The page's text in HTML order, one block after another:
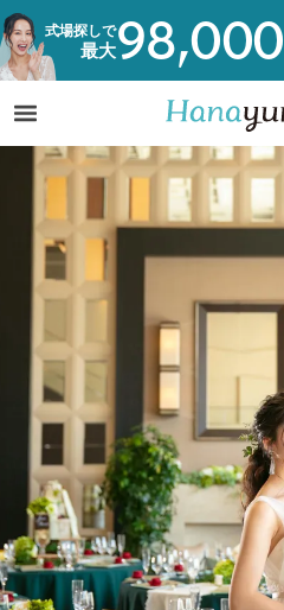
式場探しで
最大98,000